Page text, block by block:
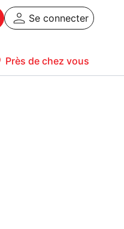
Se connecter
Près de chez vous